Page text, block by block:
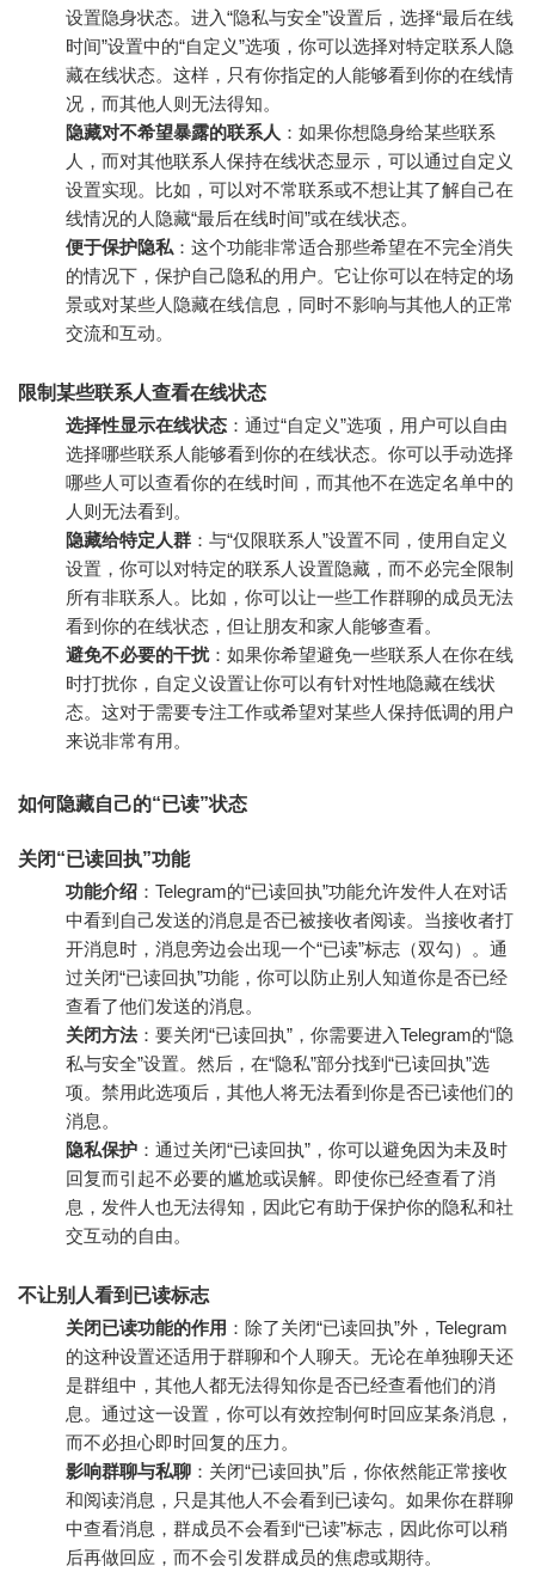
设置隐身状态。进入“隐私与安全”设置后，选择“最后在线
时间”设置中的“自定义”选项，你可以选择对特定联系人隐
藏在线状态。这样，只有你指定的人能够看到你的在线情
况，而其他人则无法得知。
隐藏对不希望暴露的联系人 ：如果你想隐身给某些联系
人，而对其他联系人保持在线状态显示，可以通过自定义
设置实现。比如，可以对不常联系或不想让其了解自己在
线情况的人隐藏“最后在线时间”或在线状态。
便于保护隐私 ：这个功能非常适合那些希望在不完全消失
的情况下，保护自己隐私的用户。它让你可以在特定的场
景或对某些人隐藏在线信息，同时不影响与其他人的正常
交流和互动。
限制某些联系人查看在线状态
选择性显示在线状态 ：通过“自定义”选项，用户可以自由
选择哪些联系人能够看到你的在线状态。你可以手动选择
哪些人可以查看你的在线时间，而其他不在选定名单中的
人则无法看到。
隐藏给特定人群 ：与“仅限联系人”设置不同，使用自定义
设置，你可以对特定的联系人设置隐藏，而不必完全限制
所有非联系人。比如，你可以让一些工作群聊的成员无法
看到你的在线状态，但让朋友和家人能够查看。
避免不必要的干扰：如果你希望避免一些联系人在你在线
时打扰你，自定义设置让你可以有针对性地隐藏在线状
态。这对于需要专注工作或希望对某些人保持低调的用户
来说非常有用。
如何隐藏自己的“已读”状态
关闭“已读回执”功能
功能介绍 ：Telegram的“已读回执”功能允许发件人在对话
中看到自己发送的消息是否已被接收者阅读。当接收者打
开消息时，消息旁边会出现一个“已读”标志（双勾）。通
过关闭“已读回执”功能，你可以防止别人知道你是否已经
查看了他们发送的消息。
关闭方法：要关闭“已读回执”，你需要进入Telegram的“隐
私与安全”设置。然后，在“隐私”部分找到“已读回执”选
项。禁用此选项后，其他人将无法看到你是否已读他们的
消息。
隐私保护 ：通过关闭“已读回执”，你可以避免因为未及时
回复而引起不必要的尴尬或误解。即使你已经查看了消
息，发件人也无法得知，因此它有助于保护你的隐私和社
交互动的自由。
不让别人看到已读标志
关闭已读功能的作用 ：除了关闭“已读回执”外，Telegram
的这种设置还适用于群聊和个人聊天。无论在单独聊天还
是群组中，其他人都无法得知你是否已经查看他们的消
息。通过这一设置，你可以有效控制何时回应某条消息，
而不必担心即时回复的压力。
影响群聊与私聊 ：关闭“已读回执”后，你依然能正常接收
和阅读消息，只是其他人不会看到已读勾。如果你在群聊
中查看消息，群成员不会看到“已读”标志，因此你可以稍
后再做回应，而不会引发群成员的焦虑或期待。